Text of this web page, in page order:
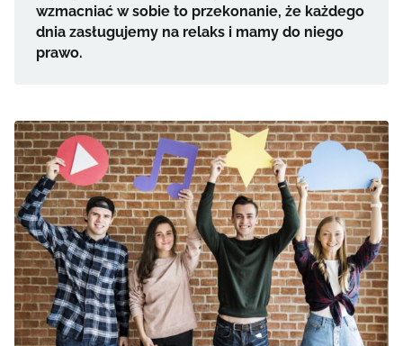
wzmacniać w sobie to przekonanie, że każdego
dnia zasługujemy na relaks i mamy do niego
prawo.